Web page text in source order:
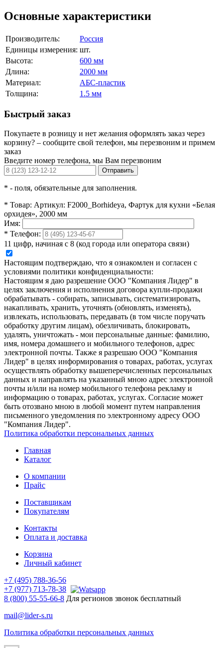
Основные характеристики
Производитель:
Россия
Единицы измерения: шт.
Высота:
600 мм
Длина:
2000 мм
Материал:
АБС-пластик
Толщина:
1.5 мм
Быстрый заказ
Покупаете в розницу и нет желания оформлять заказ через
корзину? – сообщите свой телефон, мы перезвоним и примем
заказ
Введите номер телефона, мы Вам перезвоним
Отправить
* - поля, обязательные для заполнения.
* Товар: Артикул: F2000_Borhideya, Фартук для кухни «Белая
орхидея», 2000 мм
Имя:
* Телефон:
11 цифр, начиная с 8 (код города или оператора связи)
Настоящим подтверждаю, что я ознакомлен и согласен с
условиями политики конфиденциальности:
Настоящим я даю разрешение ООО "Компания Лидер" в
целях заключения и исполнения договора купли-продажи
обрабатывать - собирать, записывать, систематизировать,
накапливать, хранить, уточнять (обновлять, изменять),
извлекать, использовать, передавать (в том числе поручать
обработку другим лицам), обезличивать, блокировать,
удалять, уничтожать - мои персональные данные: фамилию,
имя, номера домашнего и мобильного телефонов, адрес
электронной почты. Также я разрешаю ООО "Компания
Лидер" в целях информирования о товарах, работах, услугах
осуществлять обработку вышеперечисленных персональных
данных и направлять на указанный мною адрес электронной
почты и/или на номер мобильного телефона рекламу и
информацию о товарах, работах, услугах. Согласие может
быть отозвано мною в любой момент путем направления
письменного уведомления по электронному адресу ООО
"Компания Лидер".
Политика обработки персональных данных
Главная
Каталог
О компании
Прайс
Поставщикам
Покупателям
Контакты
Оплата и доставка
Корзина
Личный кабинет
+7 (495) 788-36-56
+7 (977) 713-78-38
8 (800) 55-55-66-8 Для регионов звонок бесплатный
mail@lider-s.ru
Политика обработки персональных данных